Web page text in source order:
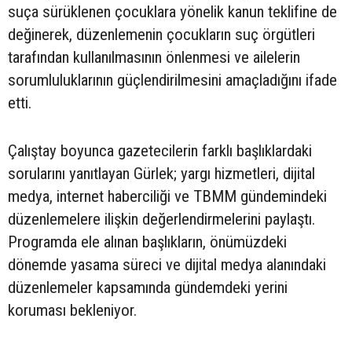
suça sürüklenen çocuklara yönelik kanun teklifine de
değinerek, düzenlemenin çocukların suç örgütleri
tarafından kullanılmasının önlenmesi ve ailelerin
sorumluluklarının güçlendirilmesini amaçladığını ifade
etti.
Çalıştay boyunca gazetecilerin farklı başlıklardaki
sorularını yanıtlayan Gürlek; yargı hizmetleri, dijital
medya, internet haberciliği ve TBMM gündemindeki
düzenlemelere ilişkin değerlendirmelerini paylaştı.
Programda ele alınan başlıkların, önümüzdeki
dönemde yasama süreci ve dijital medya alanındaki
düzenlemeler kapsamında gündemdeki yerini
koruması bekleniyor.